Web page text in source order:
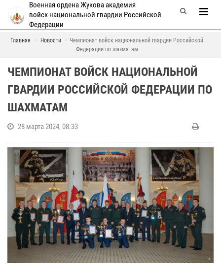
Военная ордена Жукова академия
войск национальной гвардии Российской
Федерации
Главная Новости
Чемпионат войск национальной гвардии Российской
Федерации по шахматам
ЧЕМПИОНАТ ВОЙСК НАЦИОНАЛЬНОЙ
ГВАРДИИ РОССИЙСКОЙ ФЕДЕРАЦИИ ПО
ШАХМАТАМ
28 марта 2024, 08:33